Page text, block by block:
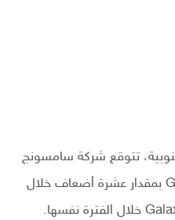
تتوقع شركة سامسونج
زيادة في مبيعات Galaxy Z Flip بمقدار عشرة أضعاف خلال
أسبوعه الأول مقارنة بـ Galaxy Fold خلال الفترة نفسها.